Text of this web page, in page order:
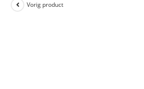
Vorig product